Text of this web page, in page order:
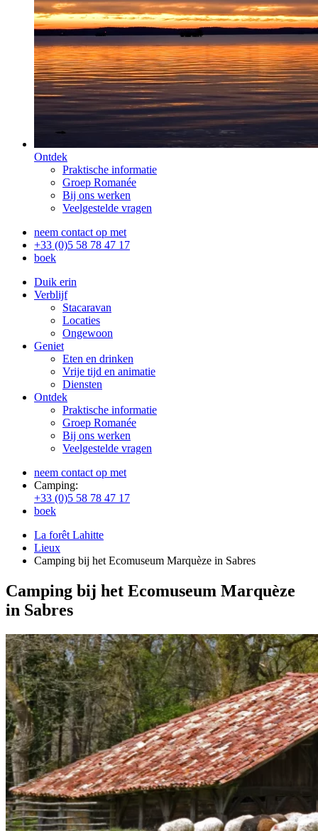
Ontdek
Praktische informatie
Groep Romanée
Bij ons werken
Veelgestelde vragen
neem contact op met
+33 (0)5 58 78 47 17
boek
Duik erin
Verblijf
Stacaravan
Locaties
Ongewoon
Geniet
Eten en drinken
Vrije tijd en animatie
Diensten
Ontdek
Praktische informatie
Groep Romanée
Bij ons werken
Veelgestelde vragen
neem contact op met
Camping:
+33 (0)5 58 78 47 17
boek
La forêt Lahitte
Lieux
Camping bij het Ecomuseum Marquèze in Sabres
Camping bij het Ecomuseum Marquèze
in Sabres